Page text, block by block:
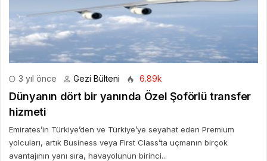
3 yıl önce Gezi Bülteni 6.89k
Dünyanın dört bir yanında Özel Şoförlü transfer
hizmeti
Emirates’in Türkiye’den ve Türkiye’ye seyahat eden Premium
yolcuları, artık Business veya First Class’ta uçmanın birçok
avantajının yanı sıra, havayolunun birinci...